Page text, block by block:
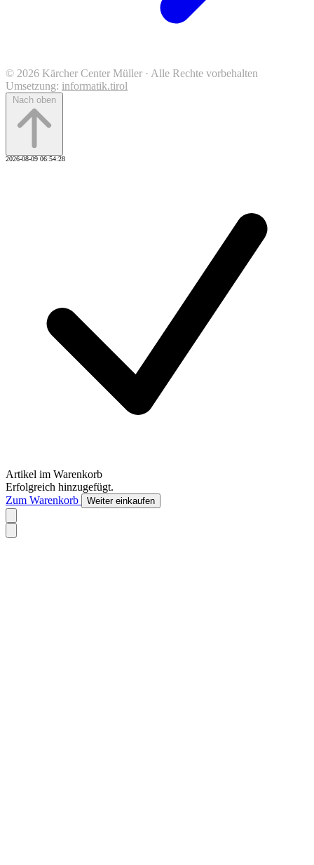
© 2026 Kärcher Center Müller · Alle Rechte vorbehalten
Umsetzung: informatik.tirol
Nach oben
2026-08-09 06:54:28
Artikel im Warenkorb
Erfolgreich hinzugefügt.
Zum Warenkorb
Weiter einkaufen